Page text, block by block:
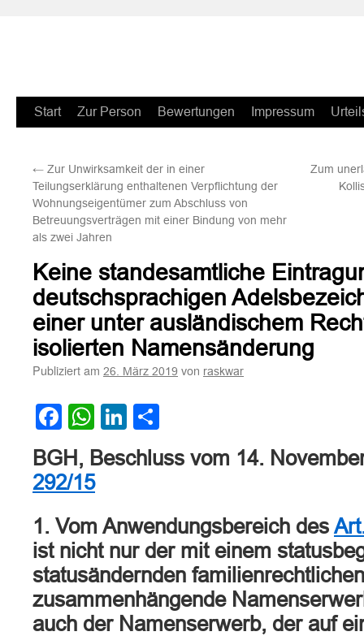
Zum
springen
Start Zur Person Bewertungen Impressum
← Zur Unwirksamkeit der in einer
Teilungserklärung enthaltenen Verpflichtung der
Wohnungseigentümer zum Abschluss von
Betreuungsverträgen mit einer Bindung von mehr
als zwei Jahren
Zum
Keine standesamtliche
deutschsprachigen
einer unter ausländischem
isolierten Namensänderung
Publiziert am 26. März 2019 von raskwar
Facebook
WhatsApp
LinkedIn
BGH, Beschluss vom 14.
292/15
1. Vom Anwendungsbereich des
ist nicht nur der mit einem
statusändernden
zusammenhängende
auch der Namenserwerb, der auf